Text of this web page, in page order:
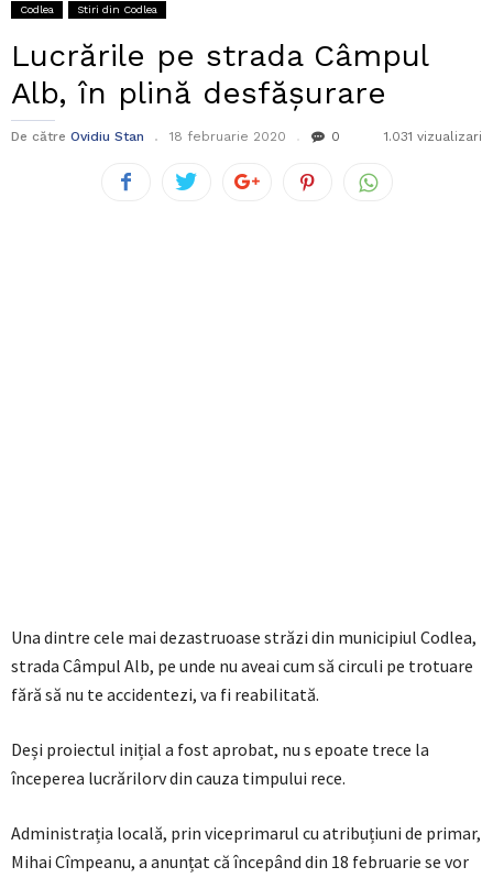
Codlea Stiri din Codlea
Lucrările pe strada Câmpul
Alb, în plină desfăşurare
De către Ovidiu Stan 18 februarie 2020 0 1.031 vizualizari
Una dintre cele mai dezastruoase străzi din municipiul Codlea,
strada Câmpul Alb, pe unde nu aveai cum să circuli pe trotuare
fără să nu te accidentezi, va fi reabilitată.
Deși proiectul inițial a fost aprobat, nu s epoate trece la
începerea lucrărilorv din cauza timpului rece.
Administrația locală, prin viceprimarul cu atribuțiuni de primar,
Mihai Cîmpeanu, a anunțat că începând din 18 februarie se vor